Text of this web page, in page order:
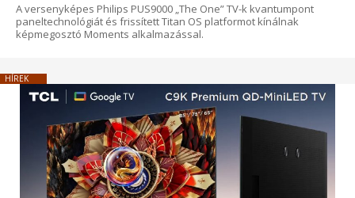
A versenyképes Philips PUS9000 „The One” TV-k kvantumpont
paneltechnológiát és frissített Titan OS platformot kínálnak
képmegosztó Moments alkalmazással.
HÍREK